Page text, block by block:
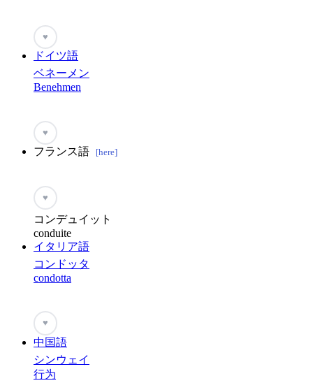
♥
ドイツ語
ベネーメン
Benehmen
♥
フランス語 [here]
♥
コンデュイット
conduite
イタリア語
コンドッタ
condotta
♥
中国語
シンウェイ
行为